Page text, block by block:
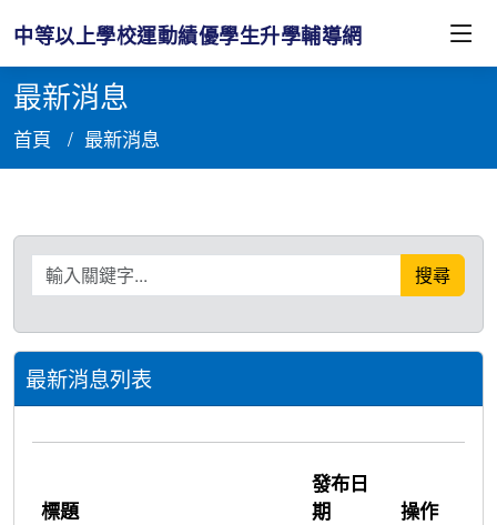
中等以上學校運動績優學生升學輔導網
最新消息
首頁 最新消息
搜尋關鍵字 搜尋
最新消息列表
標題
發布日
期
操作